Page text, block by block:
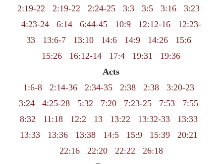
2:19-22
2:19-22 2:24-25 3:3 3:5 3:16
3:23
4:23-24
6:14 6:44-45 10:9 12:12-16
12:23-
33
13:6-7 13:10 14:6 14:9 14:26
15:6
15:26
16:12-14 17:4 19:31
19:36
Acts
1:6-8
2:14-36 2:34-35 2:38 2:38
3:20-23
3:24
4:25-28 5:32 7:20 7:23-25 7:53
7:55
8:32
11:18 12:2 13 13:22 13:32-33
13:33
13:33
13:36 13:38 14:5 15:9 15:39
20:21
22:16
22:20 22:22
26:18